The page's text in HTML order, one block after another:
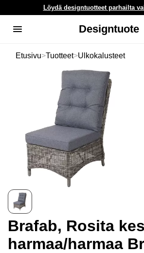
Löydä designtuotteet parhailta
Designtuote
Etusivu>Tuotteet>Ulkokalusteet
Brafab, Rosita
harmaa/harmaa